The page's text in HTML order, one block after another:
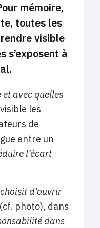
mémoire,
toutes les
visible
s’exposent à
et avec quelles
les
de
entre un
l’écart
d’ouvrir
photo), dans
dans